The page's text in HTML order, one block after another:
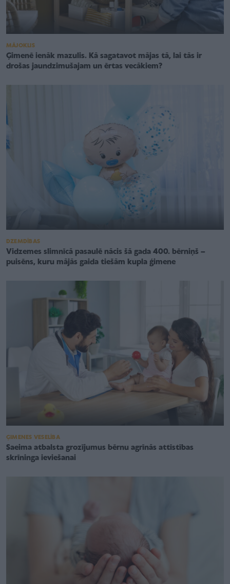
MĀJOKLIS
Ģimenē ienāk mazulis. Kā sagatavot mājas tā, lai tās ir
drošas jaundzimušajam un ērtas vecākiem?
DZEMDĪBAS
Vidzemes slimnīcā pasaulē nācis šā gada 400. bērniņš –
puisēns, kuru mājās gaida tiešām kupla ģimene
ĢIMENES VESELĪBA
Saeima atbalsta grozījumus bērnu agrīnās attīstības
skrīninga ieviešanai